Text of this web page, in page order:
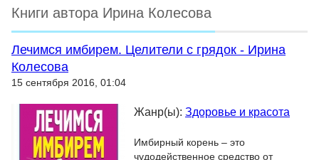
Книги автора Ирина Колесова
Лечимся имбирем. Целители с грядок - Ирина
Колесова
15 сентября 2016, 01:04
Жанр(ы): Здоровье и красота
Имбирный корень – это
чудодейственное средство от